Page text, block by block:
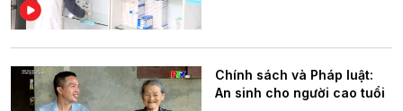
Chính sách và Pháp luật:
An sinh cho người cao tuổi